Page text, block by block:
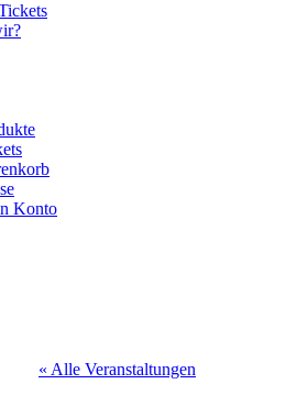
Konto
« Alle Veranstaltungen